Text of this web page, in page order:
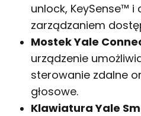
unlock, KeySense™
zarządzaniem
Mostek Yale
urządzenie
sterowanie zdalne
głosowe.
Klawiatura Yale